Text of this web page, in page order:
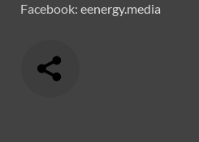
Facebook: eenergy.media